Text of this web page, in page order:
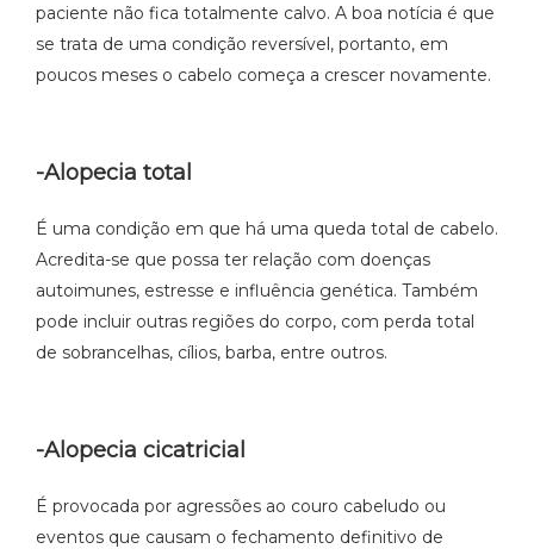
paciente não fica totalmente calvo. A boa notícia é que
se trata de uma condição reversível, portanto, em
poucos meses o cabelo começa a crescer novamente.
-Alopecia total
É uma condição em que há uma queda total de cabelo.
Acredita-se que possa ter relação com doenças
autoimunes, estresse e influência genética. Também
pode incluir outras regiões do corpo, com perda total
de sobrancelhas, cílios, barba, entre outros.
-Alopecia cicatricial
É provocada por agressões ao couro cabeludo ou
eventos que causam o fechamento definitivo de